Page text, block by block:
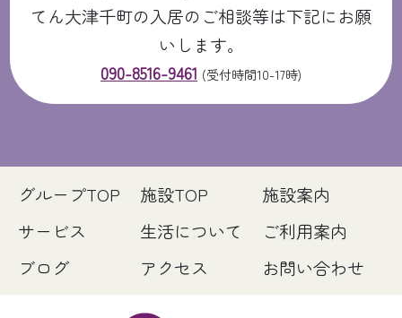
てん大津千町の入居のご相談等は下記にお願
いします。
090-8516-9461 (受付時間10-17時)
グループTOP 施設TOP
施設案内
サービス
生活について
ご利用案内
ブログ
アクセス お問い合わせ